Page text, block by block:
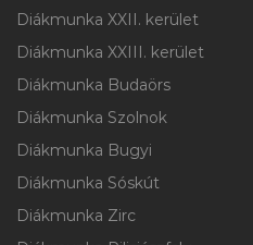
Diákmunka XXII. kerület
Diákmunka XXIII. kerület
Diákmunka Budaörs
Diákmunka Szolnok
Diákmunka Bugyi
Diákmunka Sóskút
Diákmunka Zirc